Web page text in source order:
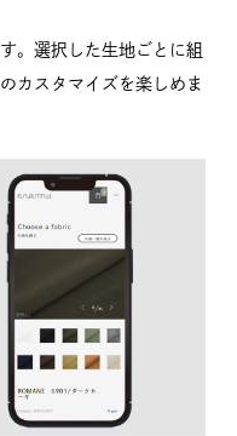
。選択した生地ごとに組
カスタマイズを楽しめま